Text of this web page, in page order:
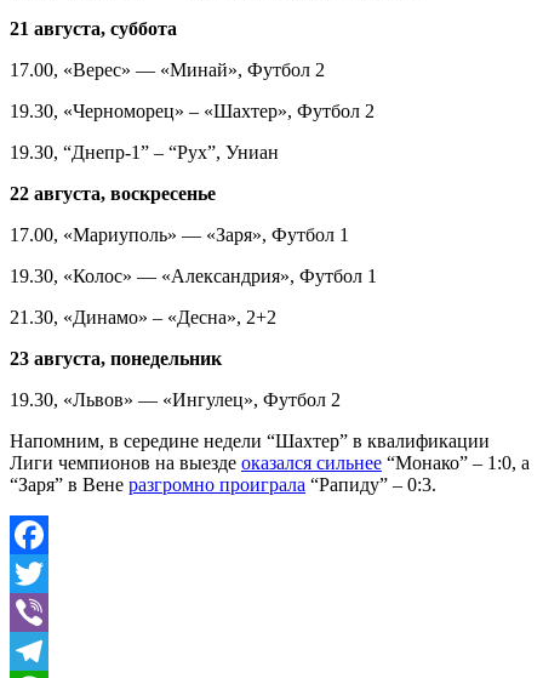
21 августа, суббота
17.00, «Верес» — «Минай», Футбол 2
19.30, «Черноморец» – «Шахтер», Футбол 2
19.30, “Днепр-1” – “Рух”, Униан
22 августа, воскресенье
17.00, «Мариуполь» — «Заря», Футбол 1
19.30, «Колос» — «Александрия», Футбол 1
21.30, «Динамо» – «Десна», 2+2
23 августа, понедельник
19.30, «Львов» — «Ингулец», Футбол 2
Напомним, в середине недели “Шахтер” в квалификации
Лиги чемпионов на выезде оказался сильнее “Монако” – 1:0, а
“Заря” в Вене разгромно проиграла “Рапиду” – 0:3.
Facebook
Twitter
Viber